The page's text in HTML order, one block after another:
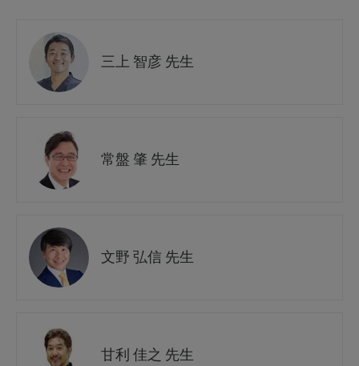
三上 智彦 先生
常盤 肇 先生
文野 弘信 先生
甘利 佳之 先生